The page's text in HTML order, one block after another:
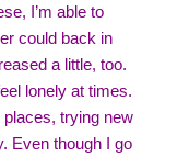
I’m able to
could back in
a little, too.
lonely at times.
places, trying new
Even though I go